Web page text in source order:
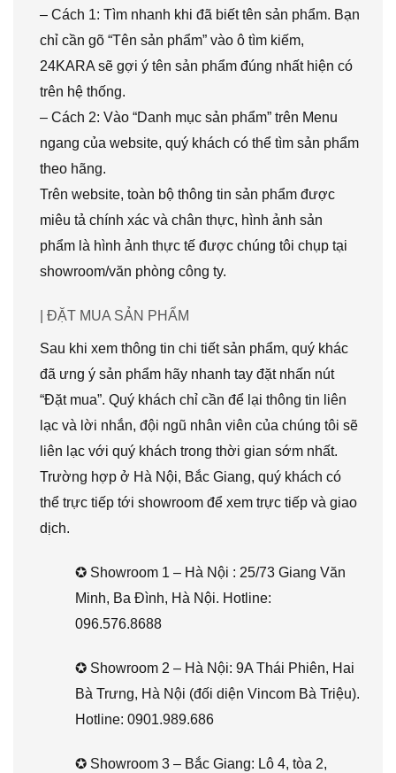
– Cách 1: Tìm nhanh khi đã biết tên sản phẩm. Bạn
chỉ cần gõ “Tên sản phẩm” vào ô tìm kiếm,
24KARA sẽ gợi ý tên sản phẩm đúng nhất hiện có
trên hệ thống.
– Cách 2: Vào “Danh mục sản phẩm” trên Menu
ngang của website, quý khách có thể tìm sản phẩm
theo hãng.
Trên website, toàn bộ thông tin sản phẩm được
miêu tả chính xác và chân thực, hình ảnh sản
phẩm là hình ảnh thực tế được chúng tôi chụp tại
showroom/văn phòng công ty.
| ĐẶT MUA SẢN PHẨM
Sau khi xem thông tin chi tiết sản phẩm, quý khác
đã ưng ý sản phẩm hãy nhanh tay đặt nhấn nút
“Đặt mua”. Quý khách chỉ cần để lại thông tin liên
lạc và lời nhắn, đội ngũ nhân viên của chúng tôi sẽ
liên lạc với quý khách trong thời gian sớm nhất.
Trường hợp ở Hà Nội, Bắc Giang, quý khách có
thể trực tiếp tới showroom để xem trực tiếp và giao
dịch.
✪ Showroom 1 – Hà Nội : 25/73 Giang Văn
Minh, Ba Đình, Hà Nội. Hotline:
096.576.8688
✪ Showroom 2 – Hà Nội: 9A Thái Phiên, Hai
Bà Trưng, Hà Nội (đối diện Vincom Bà Triệu).
Hotline: 0901.989.686
✪ Showroom 3 – Bắc Giang: Lô 4, tòa 2,